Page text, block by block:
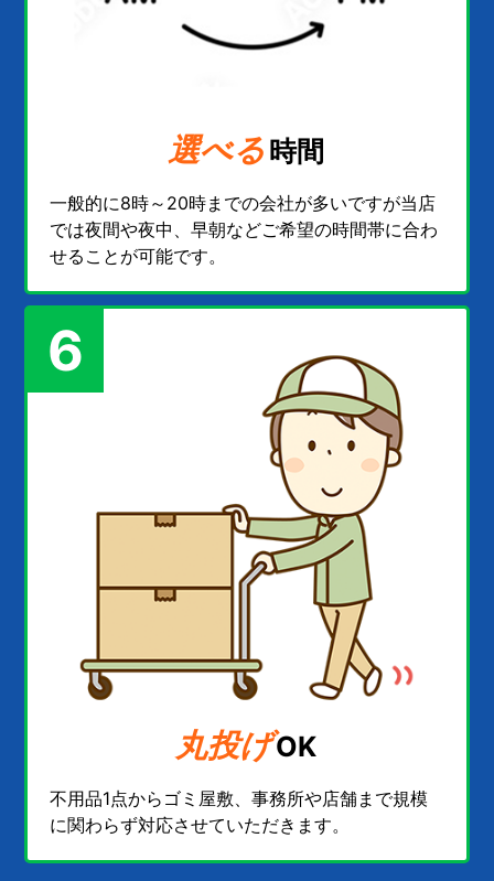
選べる時間
一般的に8時～20時までの会社が多いですが当店
では夜間や夜中、早朝などご希望の時間帯に合わ
せることが可能です。
6
丸投げOK
不用品1点からゴミ屋敷、事務所や店舗まで規模
に関わらず対応させていただきます。